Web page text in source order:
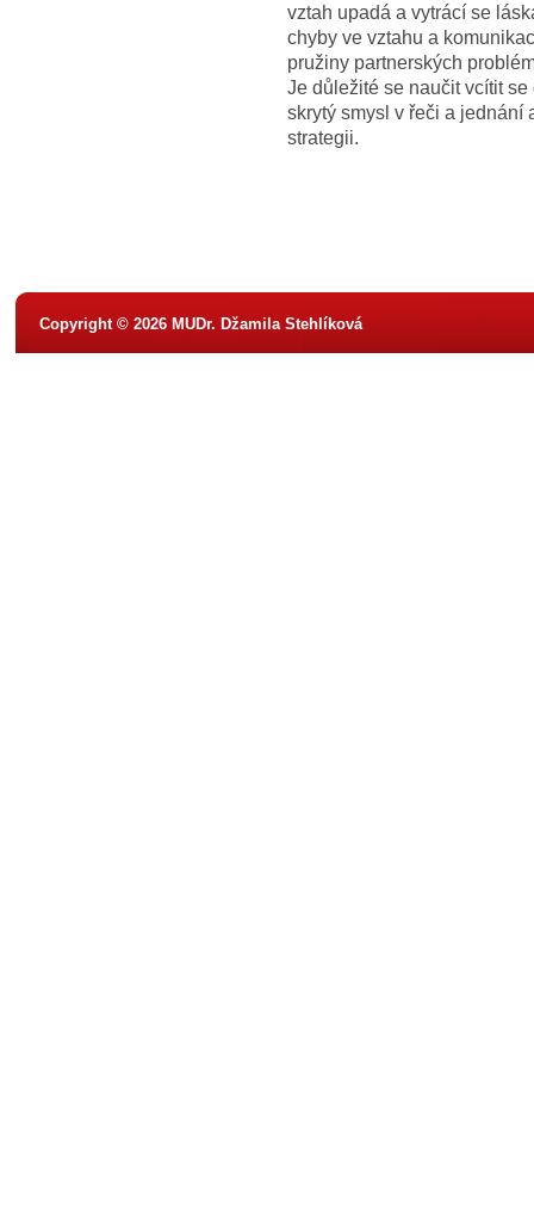
vztah upadá a vytrácí se
chyby ve vztahu a
pružiny partnerských
Je důležité se naučit vcítit
skrytý smysl v řeči a jednání
strategii.
Copyright © 2026 MUDr. Džamila Stehlíková